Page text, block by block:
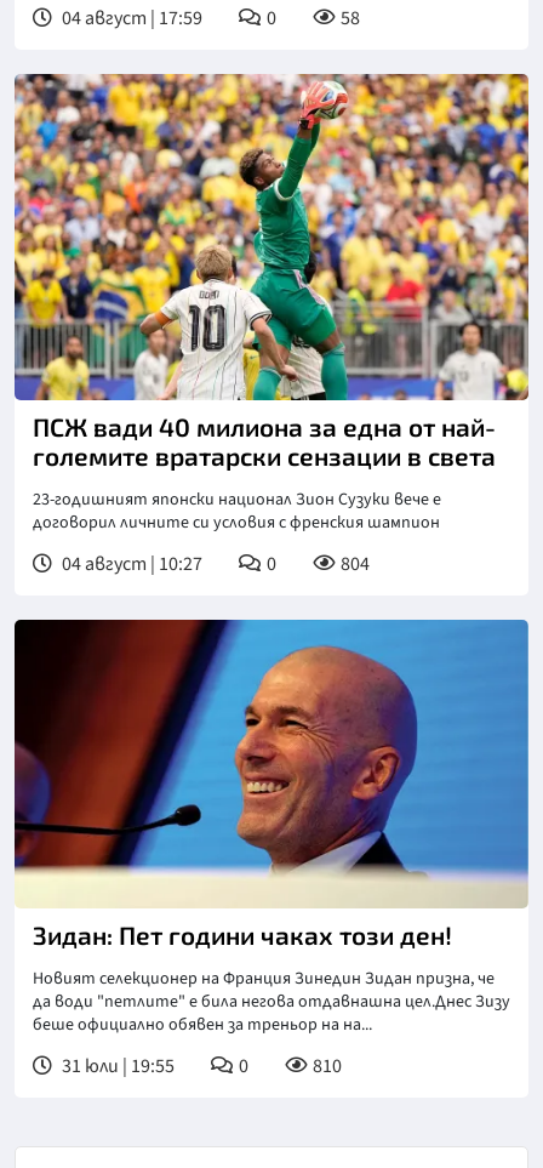
04 август | 17:59 0 58
Снимка: БТА
ПСЖ вади 40 милиона за една от най-
големите вратарски сензации в света
23-годишният японски национал Зион Сузуки вече е
договорил личните си условия с френския шампион
04 август | 10:27 0 804
Зидан: Пет години чаках този ден!
Новият селекционер на Франция Зинедин Зидан призна, че
да води "петлите" е била негова отдавнашна цел.Днес Зизу
беше официално обявен за треньор на на...
31 юли | 19:55 0 810